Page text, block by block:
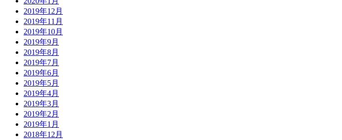
2019年12月
2019年11月
2019年10月
2019年9月
2019年8月
2019年7月
2019年6月
2019年5月
2019年4月
2019年3月
2019年2月
2019年1月
2018年12月